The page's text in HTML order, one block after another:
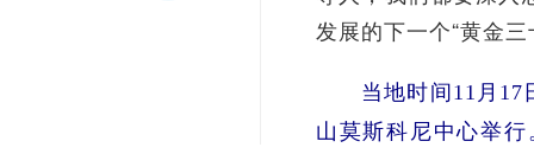
发展的下一个“黄金
当地时间11月17
山莫斯科尼中心举